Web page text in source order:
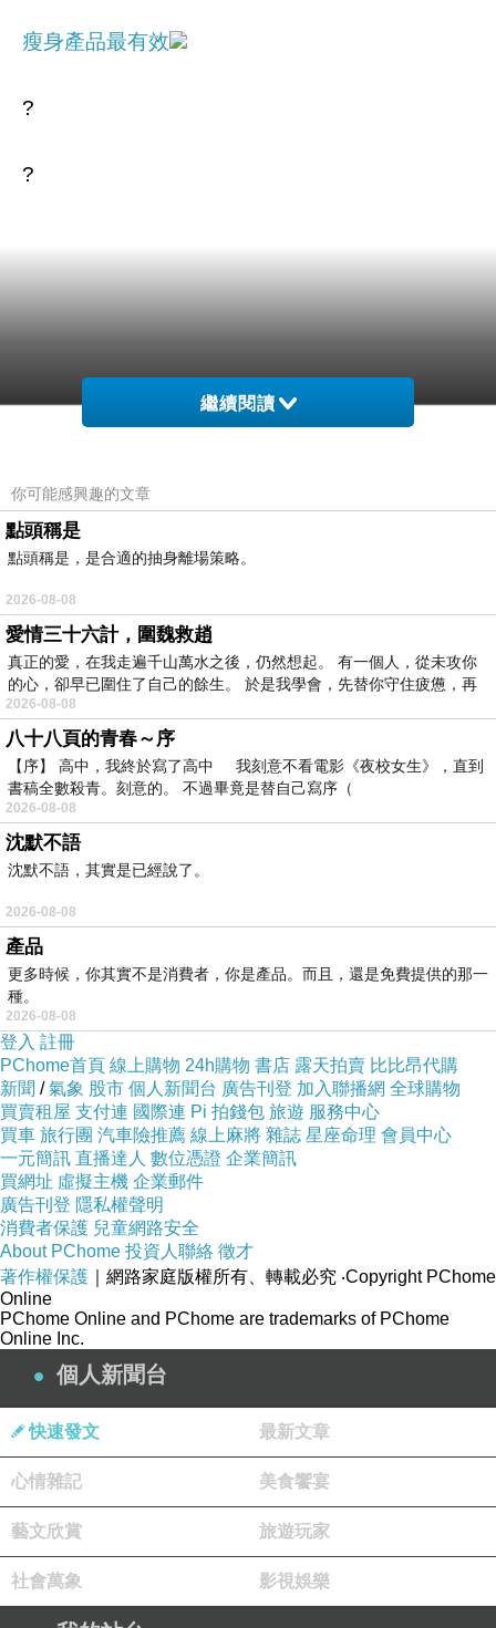
瘦身產品最有效
?
?
商品訊息簡述:
⊕具有濃郁芝麻香味，是良好的烹調用油。
⊕耐熱性佳，油煙少，油脂不易氧化。
⊕純素可用
【元記食品】無油補湯-人蔘烏骨全雞
【澳洲第一品牌-Robert Timms】義式濾袋咖
啡-4盒組
《宏基》愛情實驗室(28ml-支，四入組)
【喝茶閒閒】阿里山手捻清香高冷茶(共12盒)
新豐米廠 春上米1kg-包
繼續閱讀
你可能感興趣的文章
點頭稱是
點頭稱是，是合適的抽身離場策略。
2026-08-08
愛情三十六計，圍魏救趙
真正的愛，在我走遍千山萬水之後，仍然想起。 有一個人，從未攻你
的心，卻早已圍住了自己的餘生。 於是我學會，先替你守住疲憊，再
2026-08-08
八十八頁的青春～序
【序】 高中，我終於寫了高中 我刻意不看電影《夜校女生》，直到
書稿全數殺青。刻意的。 不過畢竟是替自己寫序（
2026-08-08
沈默不語
沈默不語，其實是已經說了。
2026-08-08
產品
更多時候，你其實不是消費者，你是產品。而且，還是免費提供的那一
種。
2026-08-08
登入 註冊
PChome首頁 線上購物 24h購物 書店 露天拍賣 比比昂代購
新聞 /氣象 股市 個人新聞台 廣告刊登 加入聯播網 全球購物
買賣租屋 支付連 國際連 Pi 拍錢包 旅遊 服務中心
買車 旅行團 汽車險推薦 線上麻將 雜誌 星座命理 會員中心
一元簡訊 直播達人 數位憑證 企業簡訊
買網址 虛擬主機 企業郵件
廣告刊登 隱私權聲明
消費者保護 兒童網路安全
About PChome 投資人聯絡 徵才
著作權保護 ｜網路家庭版權所有、轉載必究 ‧Copyright PChome
Online
PChome Online and PChome are trademarks of PChome
Online Inc.
個人新聞台
快速發文 最新文章
心情雜記 美食饗宴
藝文欣賞 旅遊玩家
社會萬象 影視娛樂